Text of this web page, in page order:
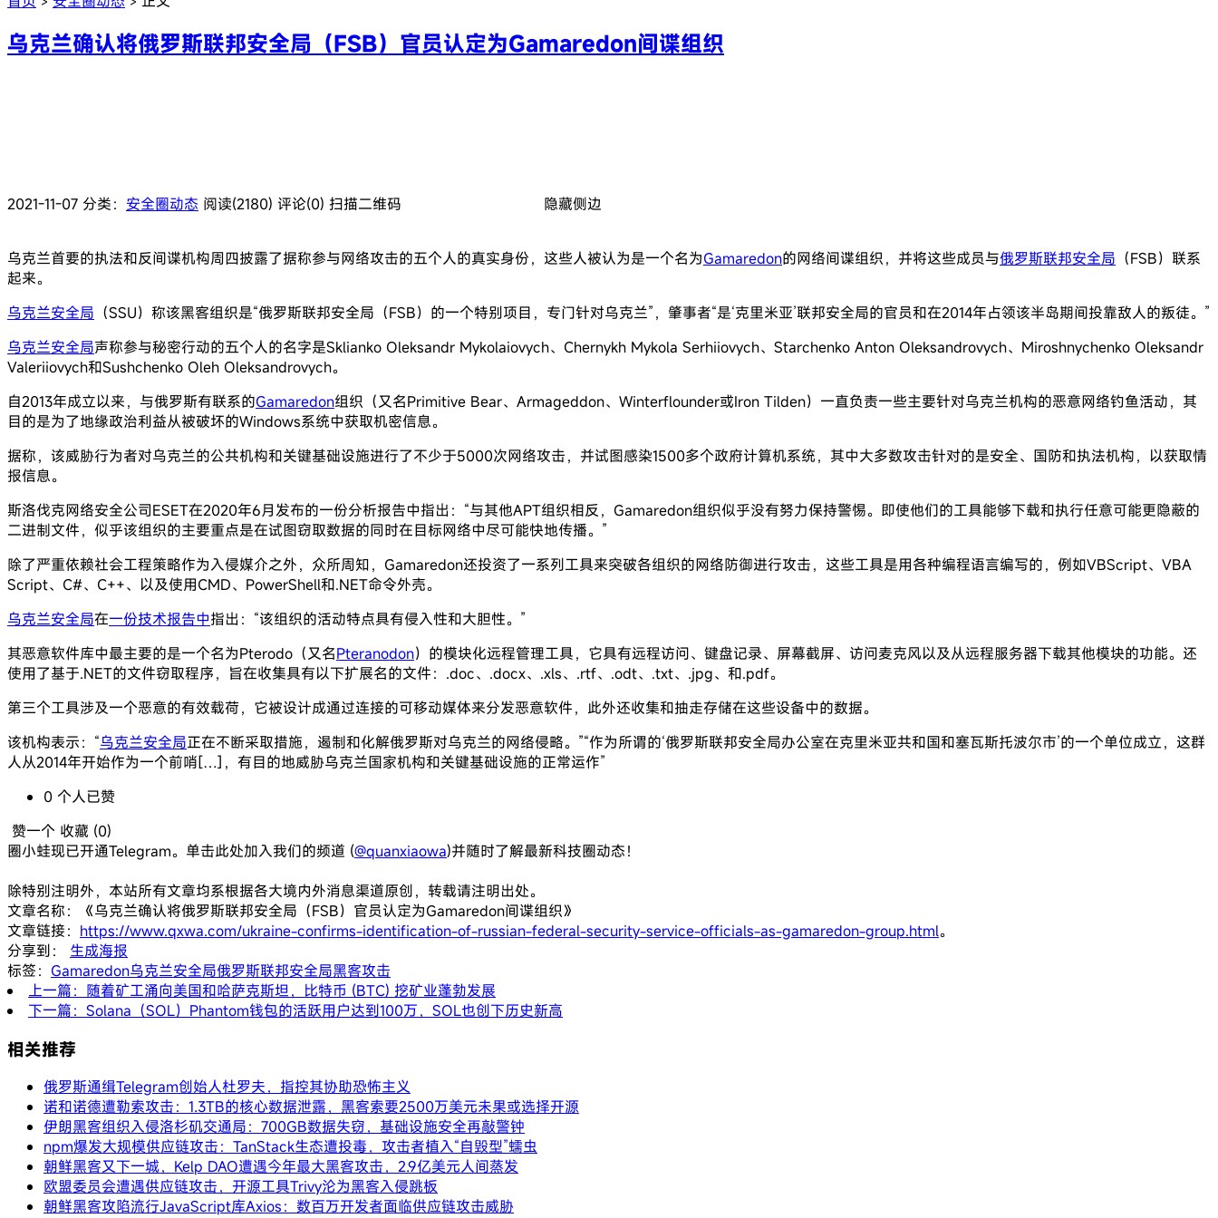
乌克兰确认将俄罗斯联邦安全局（FSB）官员认定为Gamaredon间谍组织
2021-11-07 分类： 安全圈动态 阅读(2180) 评论(0) 扫描二维码 隐藏侧边
乌克兰首要的执法和反间谍机构周四披露了据称参与网络攻击的五个人的真实身份，这些人被认为是一个名为Gamaredon的网络间谍组织，并将这些成员与俄罗斯联邦安全局 （FSB）联系
起来。
乌克兰安全局 （SSU）称该黑客组织是“俄罗斯联邦安全局（FSB）的一个特别项目，专门针对乌克兰”，肇事者“是‘克里米亚’联邦安全局的官员和在2014年占领该半岛期间投靠敌人的叛徒。”
乌克兰安全局声称参与秘密行动的五个人的名字是Sklianko Oleksandr Mykolaiovych、Chernykh Mykola Serhiiovych、Starchenko Anton Oleksandrovych、Miroshnychenko Oleksandr
Valeriiovych和Sushchenko Oleh Oleksandrovych。
自2013年成立以来，与俄罗斯有联系的Gamaredon组织（又名Primitive Bear、Armageddon、Winterflounder或Iron Tilden）一直负责一些主要针对乌克兰机构的恶意网络钓鱼活动，其
目的是为了地缘政治利益从被破坏的Windows系统中获取机密信息。
据称，该威胁行为者对乌克兰的公共机构和关键基础设施进行了不少于5000次网络攻击，并试图感染1500多个政府计算机系统，其中大多数攻击针对的是安全、国防和执法机构，以获取情
报信息。
斯洛伐克网络安全公司ESET在2020年6月发布的一份分析报告中指出：“与其他APT组织相反，Gamaredon组织似乎没有努力保持警惕。即使他们的工具能够下载和执行任意可能更隐蔽的
二进制文件，似乎该组织的主要重点是在试图窃取数据的同时在目标网络中尽可能快地传播。”
除了严重依赖社会工程策略作为入侵媒介之外，众所周知，Gamaredon还投资了一系列工具来突破各组织的网络防御进行攻击，这些工具是用各种编程语言编写的，例如VBScript、VBA
Script、C#、C++、以及使用CMD、PowerShell和.NET命令外壳。
乌克兰安全局在一份技术报告中指出：“该组织的活动特点具有侵入性和大胆性。”
其恶意软件库中最主要的是一个名为Pterodo（又名Pteranodon）的模块化远程管理工具，它具有远程访问、键盘记录、屏幕截屏、访问麦克风以及从远程服务器下载其他模块的功能。还
使用了基于.NET的文件窃取程序，旨在收集具有以下扩展名的文件：.doc、.docx、.xls、.rtf、.odt、.txt、.jpg、和.pdf。
第三个工具涉及一个恶意的有效载荷，它被设计成通过连接的可移动媒体来分发恶意软件，此外还收集和抽走存储在这些设备中的数据。
该机构表示：“乌克兰安全局正在不断采取措施，遏制和化解俄罗斯对乌克兰的网络侵略。”“作为所谓的‘俄罗斯联邦安全局办公室在克里米亚共和国和塞瓦斯托波尔市’的一个单位成立，这群
人从2014年开始作为一个前哨[…]，有目的地威胁乌克兰国家机构和关键基础设施的正常运作”
0 个人已赞
赞一个 收藏 (0)
圈小蛙现已开通Telegram。单击此处加入我们的频道 (@quanxiaowa)并随时了解最新科技圈动态！
除特别注明外，本站所有文章均系根据各大境内外消息渠道原创，转载请注明出处。
文章名称：《乌克兰确认将俄罗斯联邦安全局（FSB）官员认定为Gamaredon间谍组织》
文章链接： https://www.qxwa.com/ukraine-confirms-identification-of-russian-federal-security-service-officials-as-gamaredon-group.html。
分享到：
生成海报
标签： Gamaredon乌克兰安全局俄罗斯联邦安全局黑客攻击
上一篇：随着矿工涌向美国和哈萨克斯坦，比特币 (BTC) 挖矿业蓬勃发展
下一篇：Solana（SOL）Phantom钱包的活跃用户达到100万，SOL也创下历史新高
相关推荐
俄罗斯通缉Telegram创始人杜罗夫，指控其协助恐怖主义
诺和诺德遭勒索攻击：1.3TB的核心数据泄露，黑客索要2500万美元未果或选择开源
伊朗黑客组织入侵洛杉矶交通局：700GB数据失窃，基础设施安全再敲警钟
npm爆发大规模供应链攻击：TanStack生态遭投毒，攻击者植入“自毁型”蠕虫
朝鲜黑客又下一城，Kelp DAO遭遇今年最大黑客攻击，2.9亿美元人间蒸发
欧盟委员会遭遇供应链攻击，开源工具Trivy沦为黑客入侵跳板
朝鲜黑客攻陷流行JavaScript库Axios：数百万开发者面临供应链攻击威胁